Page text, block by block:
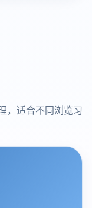
，适合不同浏览习